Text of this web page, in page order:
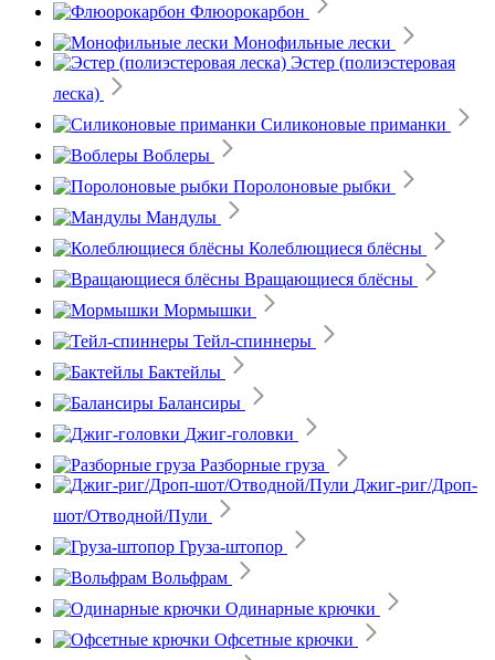
Флюорокарбон
Монофильные лески
Эстер (полиэстеровая
леска)
Силиконовые приманки
Воблеры
Поролоновые рыбки
Мандулы
Колеблющиеся блёсны
Вращающиеся блёсны
Мормышки
Тейл-спиннеры
Бактейлы
Балансиры
Джиг-головки
Разборные груза
Джиг-риг/Дроп-
шот/Отводной/Пули
Груза-штопор
Вольфрам
Одинарные крючки
Офсетные крючки